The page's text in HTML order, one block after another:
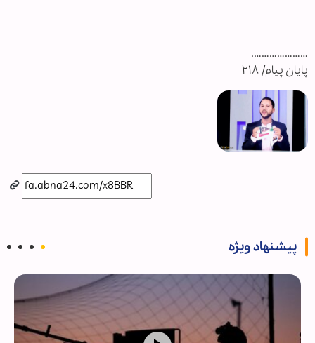
………………….
پایان پیام/ ۲۱۸
پیشنهاد ویژه